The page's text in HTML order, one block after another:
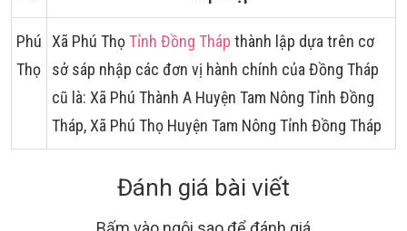
Phú
Thọ
Xã Phú ThọTỉnh Đồng Tháp thành lập dựa trên cơ
sở sáp nhập các đơn vị hành chính của Đồng Tháp
cũ là: Xã Phú Thành A Huyện Tam Nông Tỉnh Đồng
Tháp, Xã Phú Thọ Huyện Tam Nông Tỉnh Đồng Tháp
Đánh giá bài viết